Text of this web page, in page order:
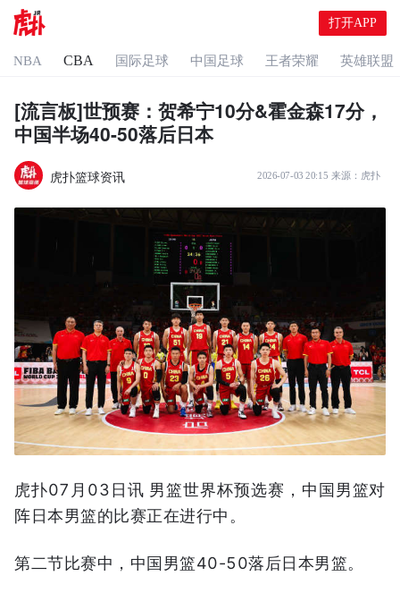
打开APP
NBA CBA 国际足球 中国足球 王者荣耀 英雄联盟
[流言板]世预赛：贺希宁10分&霍金森17分，
中国半场40-50落后日本
虎扑篮球资讯 2026-07-03 20:15 来源： 虎扑
虎扑07月03日讯 男篮世界杯预选赛，中国男篮对
阵日本男篮的比赛正在进行中。
第二节比赛中，中国男篮40-50落后日本男篮。